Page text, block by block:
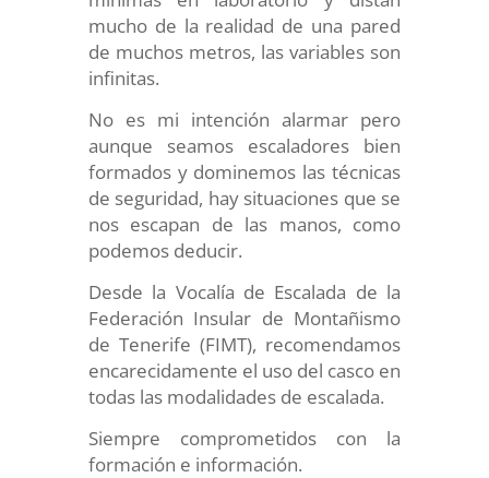
mucho de la realidad de una pared
de muchos metros, las variables son
infinitas.
No es mi intención alarmar pero
aunque seamos escaladores bien
formados y dominemos las técnicas
de seguridad, hay situaciones que se
nos escapan de las manos, como
podemos deducir.
Desde la Vocalía de Escalada de la
Federación Insular de Montañismo
de Tenerife (FIMT), recomendamos
encarecidamente el uso del casco en
todas las modalidades de escalada.
Siempre comprometidos con la
formación e información.